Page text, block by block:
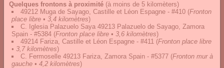
Quelques frontons à proximité (à moins de 5 kilomèters)
49212 Muga de Sayago, Castille et Léon Espagne - #410 (Fronton
place libre • 3,4 kilomètres)
C. Iglesia Palazuelo Saya 49213 Palazuelo de Sayago, Zamora
Spain - #5384 (Fronton place libre • 3,6 kilomètres)
49214 Fariza, Castille et Léon Espagne - #411 (Fronton place libre
• 3,7 kilomètres)
C. Fermoselle 49213 Fariza, Zamora Spain - #5377 (Fronton mur à
gauche • 4,2 kilomètres)